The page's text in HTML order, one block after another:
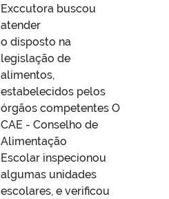
Exccutora buscou
atender
o disposto na
legislação de
alimentos,
estabelecidos pelos
órgãos competentes O
CAE - Conselho de
Alimentação
Escolar inspecionou
algumas unidades
escolares, e verificou